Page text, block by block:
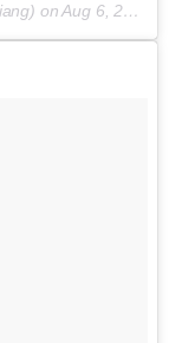
onAug 6, 2017 at 2:52am PDT